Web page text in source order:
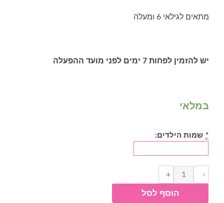
מתאים לגילאי 6 ומעלה
יש להזמין לפחות 7 ימים לפני מועד ההפעלה
במלאי
* שמות הילדים:
-
כמות
של
ערכת
+
הוסף לסל